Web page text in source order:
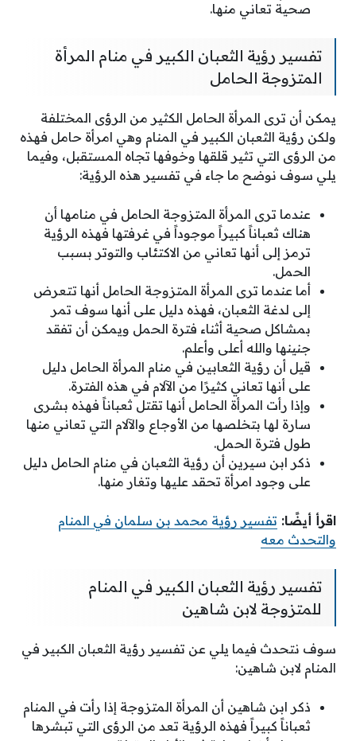
صحية تعاني منها.
تفسير رؤية الثعبان الكبير في منام المرأة
المتزوجة الحامل
يمكن أن ترى المرأة الحامل الكثير من الرؤى المختلفة
ولكن رؤية الثعبان الكبير في المنام وهي امرأة حامل فهذه
من الرؤى التي تثير قلقها وخوفها تجاه المستقبل، وفيما
يلي سوف نوضح ما جاء في تفسير هذه الرؤية:
عندما ترى المرأة المتزوجة الحامل في منامها أن
هناك ثعباناً كبيراً موجوداً في غرفتها فهذه الرؤية
ترمز إلى أنها تعاني من الاكتئاب والتوتر بسبب
الحمل.
أما عندما ترى المرأة المتزوجة الحامل أنها تتعرض
إلى لدغة الثعبان، فهذه دليل على أنها سوف تمر
بمشاكل صحية أثناء فترة الحمل ويمكن أن تفقد
جنينها والله أعلى وأعلم.
قيل أن رؤية الثعابين في منام المرأة الحامل دليل
على أنها تعاني كثيرًا من الآلام في هذه الفترة.
وإذا رأت المرأة الحامل أنها تقتل ثعباناً فهذه بشرى
سارة لها بتخلصها من الأوجاع والآلام التي تعاني منها
طول فترة الحمل.
ذكر ابن سيرين أن رؤية الثعبان في منام الحامل دليل
على وجود امرأة تحقد عليها وتغار منها.
اقرأ أيضًا: تفسير رؤية محمد بن سلمان في المنام
والتحدث معه
تفسير رؤية الثعبان الكبير في المنام
للمتزوجة لابن شاهين
سوف نتحدث فيما يلي عن تفسير رؤية الثعبان الكبير في
المنام لابن شاهين:
ذكر ابن شاهين أن المرأة المتزوجة إذا رأت في المنام
ثعباناً كبيراً فهذه الرؤية تعد من الرؤى التي تبشرها